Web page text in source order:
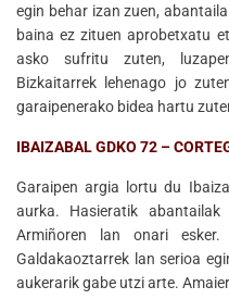
egin behar izan zuen,
baina ez zituen aprobetxatu
asko sufritu zuten,
Bizkaitarrek lehenago jo
garaipenerako bidea hartu
IBAIZABAL GDKO 72 –
Garaipen argia lortu du
aurka. Hasieratik
Armiñoren lan onari
Galdakaoztarrek lan serioa
aukerarik gabe utzi arte.